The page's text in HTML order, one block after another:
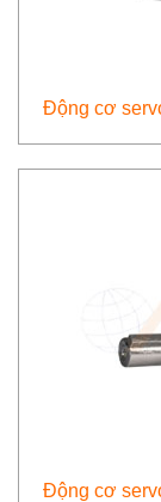
Động cơ
Động cơ